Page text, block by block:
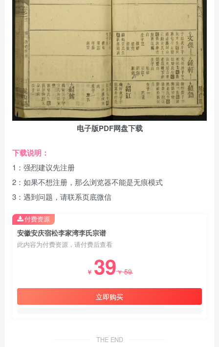
电子版PDF网盘下载
下载说明：
1：强烈建议先注册
2：如果不想注册，那么浏览器不能是无痕模式
3：遇到问题，请联系页底微信
安徽安庆宿松李家湾李氏宗谱
此内容为付费资源，请付费后查看
￥ 39￥59
立即购买
付费资源
THE END